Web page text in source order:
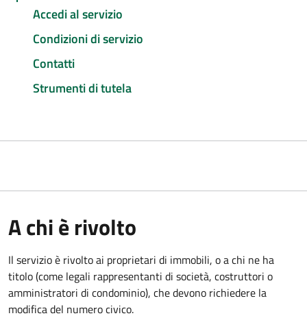
Accedi al servizio
Condizioni di servizio
Contatti
Strumenti di tutela
A chi è rivolto
Il servizio è rivolto ai proprietari di immobili, o a chi ne ha
titolo (come legali rappresentanti di società, costruttori o
amministratori di condominio), che devono richiedere la
modifica del numero civico.